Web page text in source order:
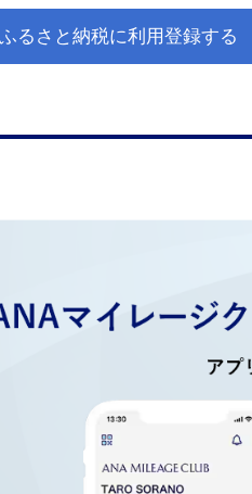
るさと納税に利用登録する